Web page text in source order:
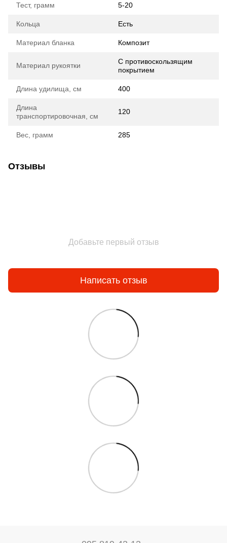
Тест, грамм 5-20
Кольца Есть
Материал бланка Композит
Материал рукоятки
С противоскользящим
покрытием
Длина удилища, см 400
Длина
транспортировочная, см
120
Вес, грамм 285
Отзывы
Добавьте первый отзыв
Написать отзыв